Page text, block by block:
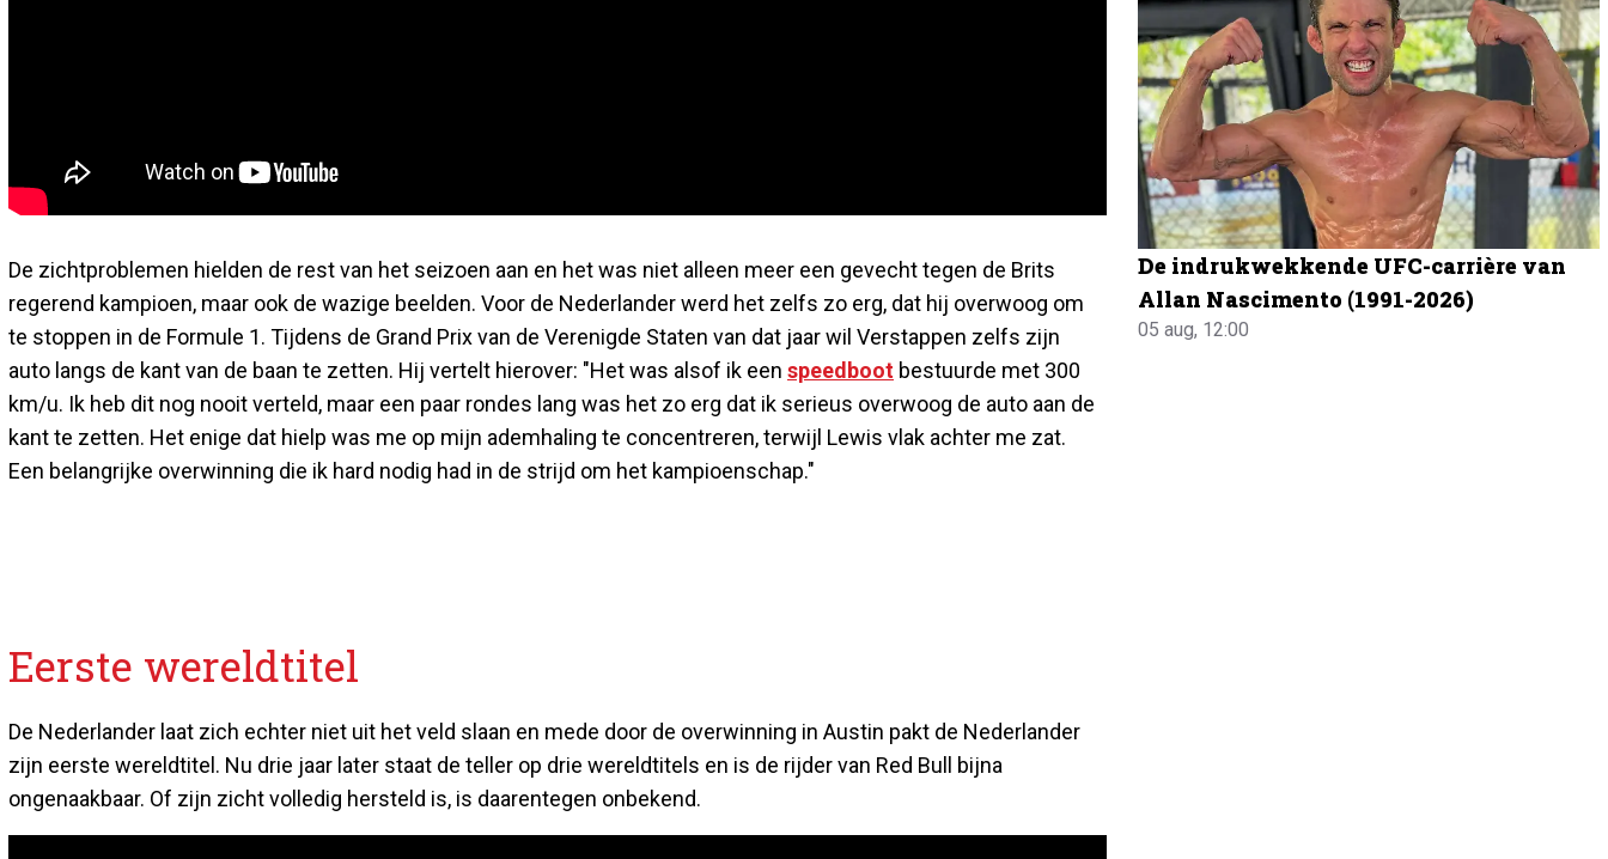
De zichtproblemen hielden de rest van het seizoen aan en het was niet alleen meer een gevecht tegen de Brits
regerend kampioen, maar ook de wazige beelden. Voor de Nederlander werd het zelfs zo erg, dat hij overwoog om
te stoppen in de Formule 1. Tijdens de Grand Prix van de Verenigde Staten van dat jaar wil Verstappen zelfs zijn
auto langs de kant van de baan te zetten. Hij vertelt hierover: "Het was alsof ik een speedboot bestuurde met 300
km/u. Ik heb dit nog nooit verteld, maar een paar rondes lang was het zo erg dat ik serieus overwoog de auto aan de
kant te zetten. Het enige dat hielp was me op mijn ademhaling te concentreren, terwijl Lewis vlak achter me zat.
Een belangrijke overwinning die ik hard nodig had in de strijd om het kampioenschap."
Eerste wereldtitel
De Nederlander laat zich echter niet uit het veld slaan en mede door de overwinning in Austin pakt de Nederlander
zijn eerste wereldtitel. Nu drie jaar later staat de teller op drie wereldtitels en is de rijder van Red Bull bijna
ongenaakbaar. Of zijn zicht volledig hersteld is, is daarentegen onbekend.
De indrukwekkende UFC-carrière van
Allan Nascimento (1991-2026)
05 aug, 12:00